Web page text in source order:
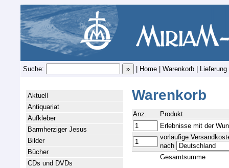
Suche: Home Warenkorb Lieferung
Aktuell
Antiquariat
Aufkleber
Barmherziger Jesus
Bilder
Bücher
CDs und DVDs
Warenkorb
Anz.
Produkt
Erlebnisse mit der
vorläufige
nach
Gesamtsumme